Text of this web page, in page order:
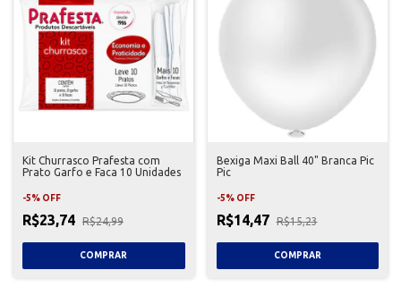
Kit Churrasco Prafesta com
Prato Garfo e Faca 10 Unidades
-5% OFF
R$23,74 R$24,99
Bexiga Maxi Ball 40" Branca Pic
Pic
-5% OFF
R$14,47 R$15,23